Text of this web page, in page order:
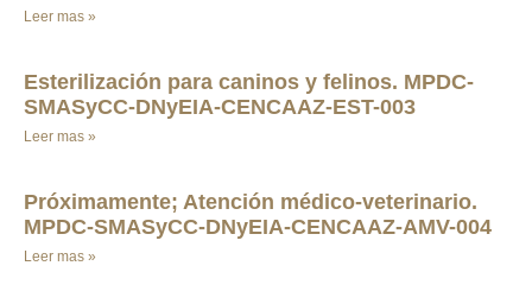
Leer mas »
Esterilización para caninos y felinos. MPDC-
SMASyCC-DNyEIA-CENCAAZ-EST-003
Leer mas »
Próximamente; Atención médico-veterinario.
MPDC-SMASyCC-DNyEIA-CENCAAZ-AMV-004
Leer mas »